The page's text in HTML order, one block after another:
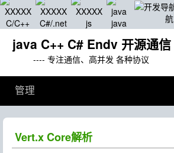
C/C++ C#/.net js java
航
java C++ C# Endv 开源通信
---- 专注通信、高并发 各种协议
管理
Vert.x Core解析